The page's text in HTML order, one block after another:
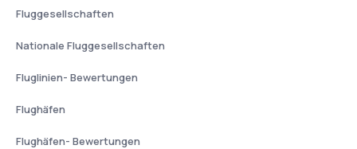
Fluggesellschaften
Nationale Fluggesellschaften
Fluglinien- Bewertungen
Flughäfen
Flughäfen- Bewertungen